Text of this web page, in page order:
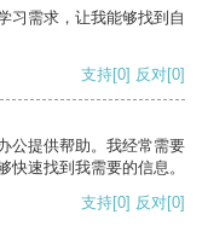
习需求，让我能够找到自
支持[0] 反对[0]
公提供帮助。我经常需要
速找到我需要的信息。
支持[0] 反对[0]